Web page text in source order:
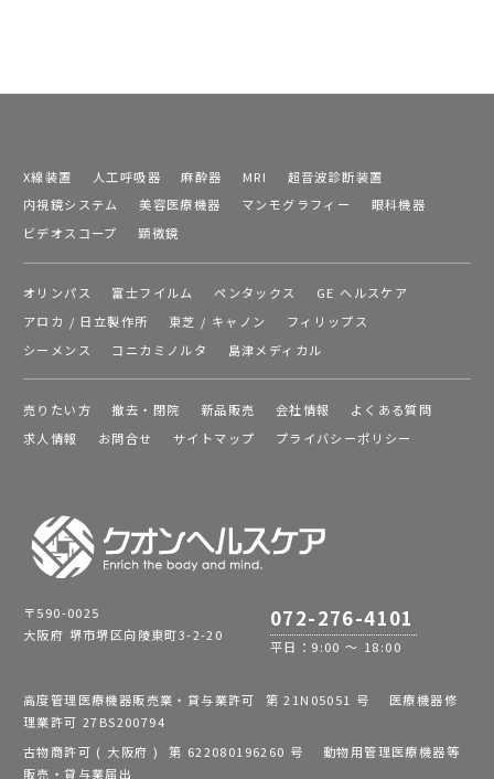
X線装置 人工呼吸器 麻酔器 MRI
超音波診断装置
内視鏡システム
美容医療機器 マンモグラフィー
眼科機器
ビデオスコープ
顕微鏡
オリンパス 富士フイルム ペンタックス
GE ヘルスケア
アロカ / 日立製作所
東芝 / キャノン
フィリップス
シーメンス
コニカミノルタ 島津メディカル
売りたい方 撤去・閉院 新品販売 会社情報
よくある質問
求人情報
お問合せ サイトマップ プライバシーポリシー
〒590-0025
大阪府 堺市堺区向陵東町3-2-20
072-276-4101
平日：9:00 ～ 18:00
高度管理医療機器販売業・貸与業許可 第 21N05051 号 医療機器修
理業許可 27BS200794
古物商許可 ( 大阪府 ) 第 622080196260 号 動物用管理医療機器等
販売・貸与業届出